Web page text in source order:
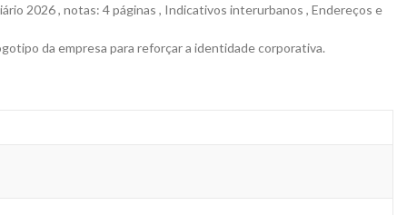
2026 , notas: 4 páginas , Indicativos interurbanos , Endereços e
da empresa para reforçar a identidade corporativa.